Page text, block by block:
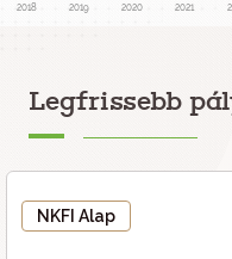
2018 2019 2020 2021
Legfrissebb
NKFI Alap